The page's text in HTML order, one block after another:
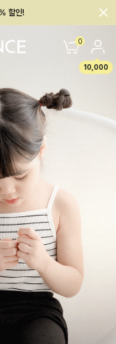
할인!
0
10,000